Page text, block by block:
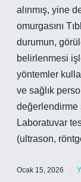
alınmış, yine
omurgasını
durumun,
belirlenmesi
yöntemler
ve sağlık
değerlendirme
Laboratuvar
(ultrason,
Ocak 15, 2026